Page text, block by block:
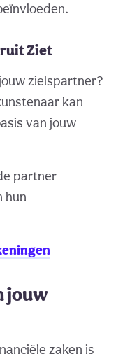
Ziet
zielspartner?
kan
van jouw
partner
hun
jouw
zaken is